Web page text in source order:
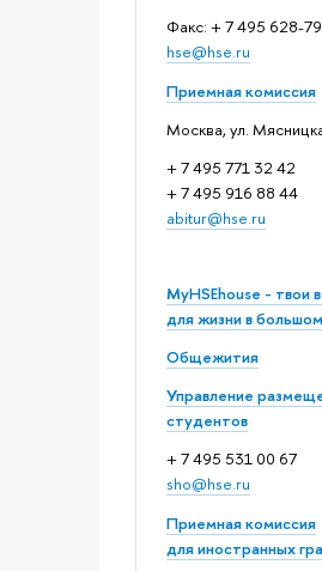
Факс: + 7 495 628-
hse@hse.ru
Приемная комиссия
Москва, ул.
+ 7 495 771 32 42
+ 7 495 916 88 44
abitur@hse.ru
MyHSEhouse - твои
для жизни в
Общежития
Управление
студентов
+ 7 495 531 00 67
sho@hse.ru
Приемная комиссия
для иностранных